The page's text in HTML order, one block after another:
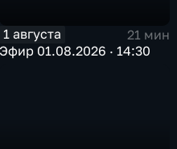
1 августа
21 мин
Эфир 01.08.2026 · 14:30